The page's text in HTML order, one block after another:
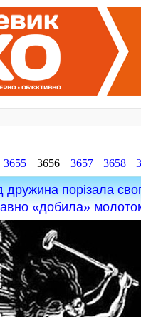
3655 3656 3657 3658
дружина порізала
«добила»